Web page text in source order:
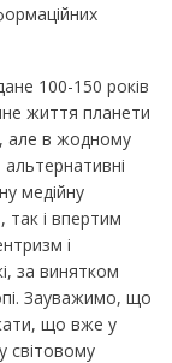
100-150 років
життя планети
але в жодному
альтернативні
медійну
так і впертим
і
за винятком
Зауважимо, що
що вже у
світовому